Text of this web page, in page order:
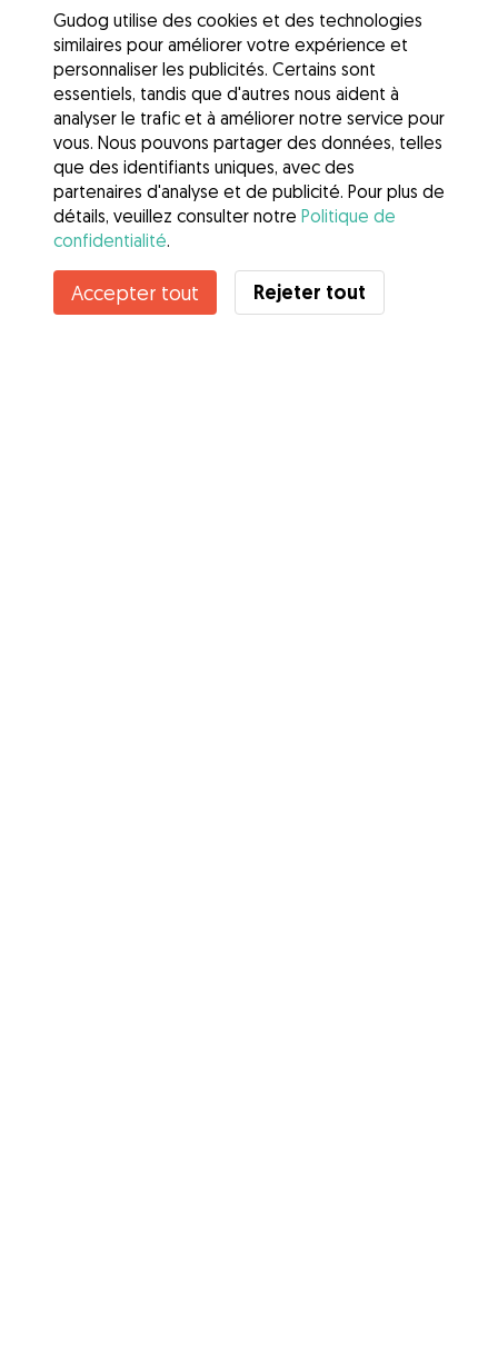
Contacter Meghna
Connaissez-vous les avantages de Gudog ? Voir plus
Gudog utilise des cookies et des technologies
similaires pour améliorer votre expérience et
personnaliser les publicités. Certains sont
essentiels, tandis que d'autres nous aident à
analyser le trafic et à améliorer notre service pour
vous. Nous pouvons partager des données, telles
que des identifiants uniques, avec des
partenaires d'analyse et de publicité. Pour plus de
détails, veuillez consulter notre Politique de
confidentialité.
Accepter tout Rejeter tout